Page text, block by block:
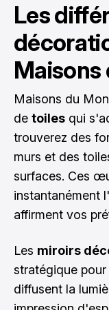
Les
Maisons
Maisons du
de toiles qui
trouverez des
murs et des
surfaces. Ces
instantanément
affirment vos
Les miroirs
stratégique
diffusent la